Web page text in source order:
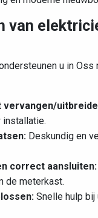
van
u in Oss
vervangen/
Deskundig en
correct aansluiten:
de meterkast.
Snelle hulp